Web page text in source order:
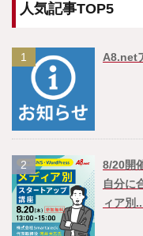
人気記事TOP5
1 A8.net
2
8/20開
自分に
ィア別